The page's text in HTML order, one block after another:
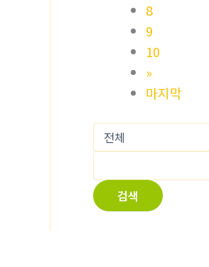
8
9
10
»
마지막
검색